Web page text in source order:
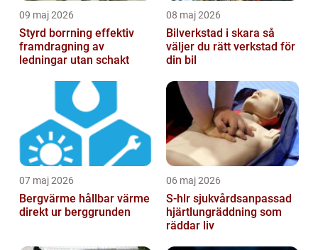
09 maj 2026
Styrd borrning effektiv
framdragning av
ledningar utan schakt
08 maj 2026
Bilverkstad i skara så
väljer du rätt verkstad för
din bil
07 maj 2026
Bergvärme hållbar värme
direkt ur berggrunden
06 maj 2026
S-hlr sjukvårdsanpassad
hjärtlungräddning som
räddar liv